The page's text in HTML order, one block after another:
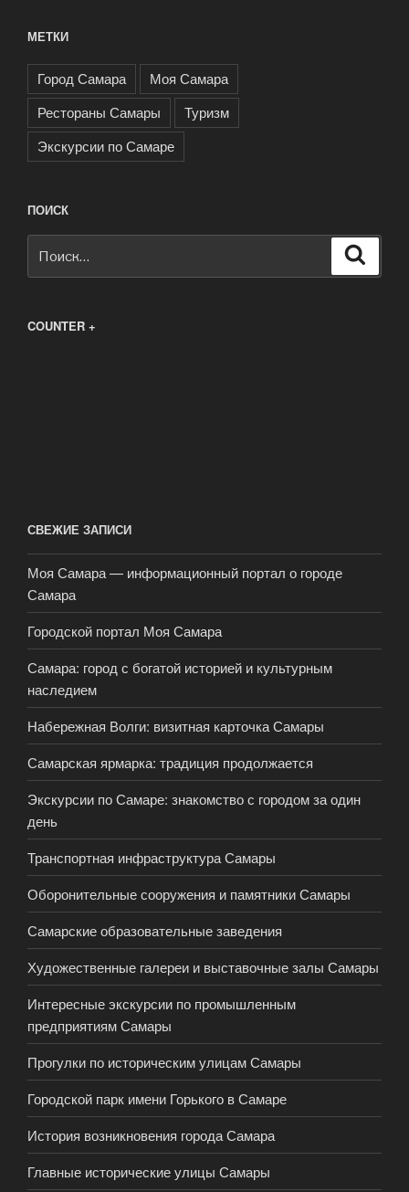
МЕТКИ
Город Самара
Моя Самара
Рестораны Самары
Туризм
Экскурсии по Самаре
ПОИСК
COUNTER +
СВЕЖИЕ ЗАПИСИ
Моя Самара — информационный портал о городе
Самара
Городской портал Моя Самара
Самара: город с богатой историей и культурным
наследием
Набережная Волги: визитная карточка Самары
Самарская ярмарка: традиция продолжается
Экскурсии по Самаре: знакомство с городом за один
день
Транспортная инфраструктура Самары
Оборонительные сооружения и памятники Самары
Самарские образовательные заведения
Художественные галереи и выставочные залы Самары
Интересные экскурсии по промышленным
предприятиям Самары
Прогулки по историческим улицам Самары
Городской парк имени Горького в Самаре
История возникновения города Самара
Главные исторические улицы Самары